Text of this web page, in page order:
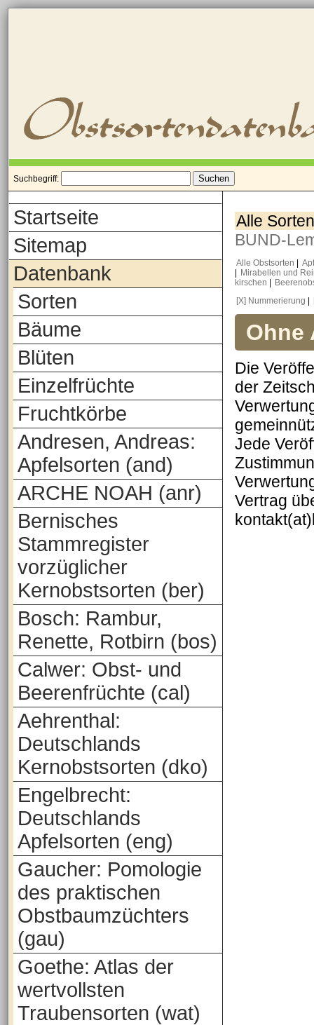
Suchbegriff:
Startseite
Sitemap
Datenbank
Sorten
Bäume
Blüten
Einzelfrüchte
Fruchtkörbe
Andresen, Andreas:
Apfelsorten (and)
ARCHE NOAH (anr)
Bernisches
Stammregister
vorzüglicher
Kernobstsorten (ber)
Bosch: Rambur,
Renette, Rotbirn (bos)
Calwer: Obst- und
Beerenfrüchte (cal)
Aehrenthal:
Deutschlands
Kernobstsorten (dko)
Engelbrecht:
Deutschlands
Apfelsorten (eng)
Gaucher: Pomologie
des praktischen
Obstbaumzüchters
(gau)
Goethe: Atlas der
wertvollsten
Traubensorten (wat)
Alle
BUND-
Alle Obstsorten
Mirabellen und
kirschen
[X] Nummerierung
Ohne
Die
der
Jede
Vertrag